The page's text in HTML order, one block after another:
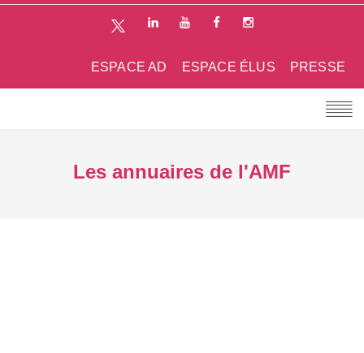
PRESSE
ESPACE ÉLUS
ESPACE AD
Les annuaires de l'AMF